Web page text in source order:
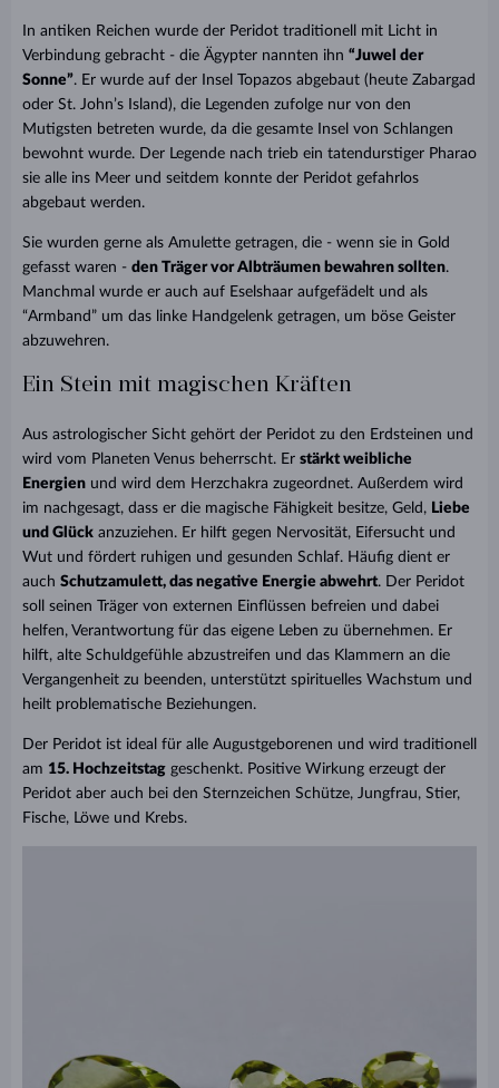
In antiken Reichen wurde der Peridot traditionell mit Licht in
Verbindung gebracht - die Ägypter nannten ihn “Juwel der
Sonne”. Er wurde auf der Insel Topazos abgebaut (heute Zabargad
oder St. John’s Island), die Legenden zufolge nur von den
Mutigsten betreten wurde, da die gesamte Insel von Schlangen
bewohnt wurde. Der Legende nach trieb ein tatendurstiger Pharao
sie alle ins Meer und seitdem konnte der Peridot gefahrlos
abgebaut werden.
Sie wurden gerne als Amulette getragen, die - wenn sie in Gold
gefasst waren - den Träger vor Albträumen bewahren sollten.
Manchmal wurde er auch auf Eselshaar aufgefädelt und als
“Armband” um das linke Handgelenk getragen, um böse Geister
abzuwehren.
Ein Stein mit magischen Kräften
Aus astrologischer Sicht gehört der Peridot zu den Erdsteinen und
wird vom Planeten Venus beherrscht. Er stärkt weibliche
Energien und wird dem Herzchakra zugeordnet. Außerdem wird
im nachgesagt, dass er die magische Fähigkeit besitze, Geld, Liebe
und Glück anzuziehen. Er hilft gegen Nervosität, Eifersucht und
Wut und fördert ruhigen und gesunden Schlaf. Häufig dient er
auch Schutzamulett, das negative Energie abwehrt. Der Peridot
soll seinen Träger von externen Einflüssen befreien und dabei
helfen, Verantwortung für das eigene Leben zu übernehmen. Er
hilft, alte Schuldgefühle abzustreifen und das Klammern an die
Vergangenheit zu beenden, unterstützt spirituelles Wachstum und
heilt problematische Beziehungen.
Der Peridot ist ideal für alle Augustgeborenen und wird traditionell
am 15. Hochzeitstag geschenkt. Positive Wirkung erzeugt der
Peridot aber auch bei den Sternzeichen Schütze, Jungfrau, Stier,
Fische, Löwe und Krebs.